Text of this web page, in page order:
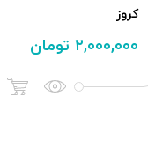
کروز
۲,۰۰۰,۰۰۰ تومان